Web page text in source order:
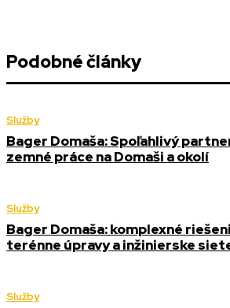
Podobné články
Služby
Bager Domaša: Spoľahlivý
zemné práce na Domaši a okolí
Služby
Bager Domaša: komplexné
terénne úpravy a inžinierske
Služby